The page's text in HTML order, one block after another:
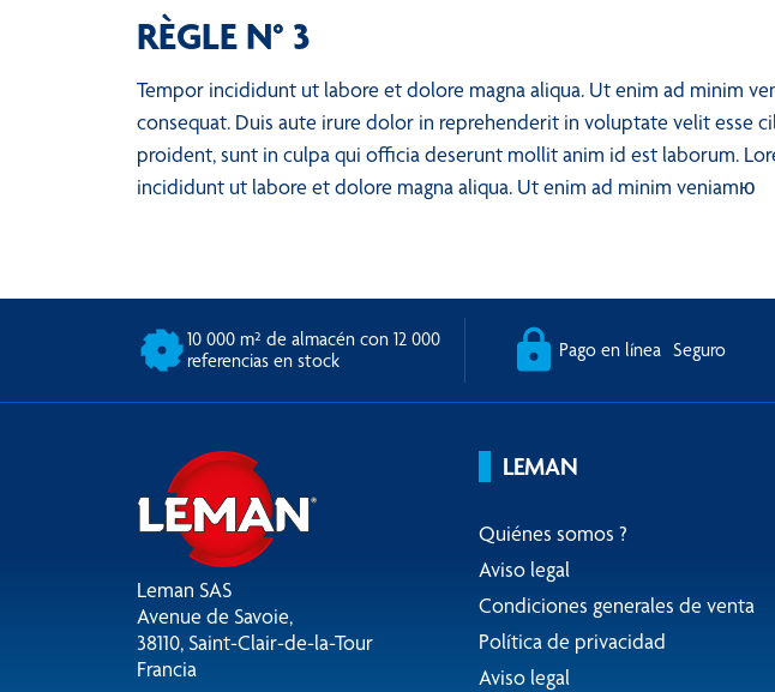
RÈGLE N° 3
Tempor incididunt ut labore et dolore magna aliqua. Ut enim ad minim
consequat. Duis aute irure dolor in reprehenderit in voluptate velit esse
proident, sunt in culpa qui officia deserunt mollit anim id est laborum.
incididunt ut labore et dolore magna aliqua. Ut enim ad minim veniamю
10 000 m² de almacén con 12 000
referencias en stock
Pago en línea Seguro
Leman SAS
Avenue de Savoie,
38110, Saint-Clair-de-la-Tour
Francia
LEMAN
Quiénes somos ?
Aviso legal
Condiciones generales de venta
Política de privacidad
Aviso legal